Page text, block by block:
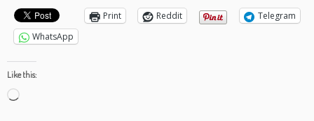
Print Reddit
Telegram
WhatsApp
Like this:
Loading…